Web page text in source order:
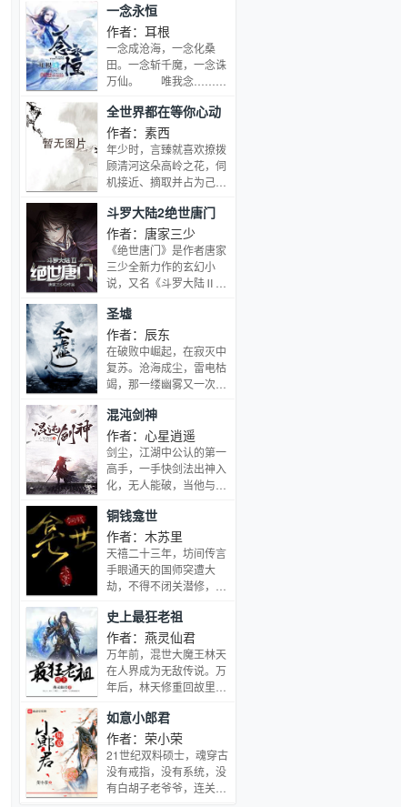
成为了杀人魔王、又在帮
谁隐藏着什么？ 炼金术士
尼古拉勒梅的神秘人生，
竟然是从一幅与西藏有关
的凶画开始的？ 一系列的
历史谜团，整个人类的生
存进化之路，似乎都和一
股来自远古的神秘力量息
息相关。冯斯，一个一直
过着寻常人生活的平凡大
学生，突然被卷进了一连
串奇特凶险的事件中，从
此进入了另一个世界，遭
遇到一群自称守卫人的特
殊人群，重新认识了世界
的历史。他苦苦寻找着自
己的真实身份，也苦苦追
索着远古恶魔的真相与秘
密。他，和神秘莫测的黑
暗魔王，一起等待着最终
的觉醒之日
嘴角的血渍，“就是不肯
相信我真的喜欢你是
吧？”特困生纪安宁冷冷
地说：“你的喜欢，无非
见色起意。”后来，纪安
直纠缠她的富家子真情流
露。他站在楼顶，望着黑
洞洞的夜，轻声说：“给
你报仇了。”一念之力，
纪安宁重生回大一。这时
候，她还没死，他手上还
没为她沾血。“纪安宁，
你别想逃出我的手掌
心。”他放开她的唇，钳
着她的下颌恶狠狠地说。
“你喜欢我什么？不就是
见色起意？”纪安宁微微
一笑，踮起脚，吻住了闻
裕薄而性感的唇。人群中
初见那一眼，把她看到了
心里。想为她遮风避雨，
想把她拥在怀里。【一眼
是你，生死都是你。】本
文原名：《在他掌中[重
生]》
一念永恒
作者：耳根
一念成沧海，一念化桑
田。一念斩千魔，一念诛
万仙。 唯我念……永
逆》《求魔》《我欲封
天》后，创作的第四部长
篇小说《一念永恒》
全世界都在等你心动
作者：素西
年少时，言臻就喜欢撩拨
顾清河这朵高岭之花，伺
机接近、摘取并占为己
别论了。直到如今，言臻
早已成为受人追捧的高人
气影后，初心不改，一心
只想摘顾医生那一朵。她
一直以为自己心上人只是
生，虽生性冷情、禁欲洁
癖，但善良且温柔，令人
着迷。当然她还是不能让
顾医生心动，言臻为此苦
恼。只是顾清河不这么
想，她天生流淌着恶魔之
血。隶属于黑暗的想法早
已想将对方拆吃入骨，她
会杀死任何一个威胁者，
让言臻只能属于自己。
斗罗大陆2绝世唐门
作者：唐家三少
《绝世唐门》是作者唐家
三少全新力作的玄幻小
说，又名《斗罗大陆Ⅱ绝
二部！\r\n大陆传奇，一
战成名；凤凰圣女，风火
流星神界刀法；双升融
合，金阳蓝月，雷霆之
怒，这里没有魔法，没有
魂。唐门创立万年之后的
斗罗大陆上，唐门式微。
一代天骄横空出世，新一
代史莱克七怪能否重振唐
门，谱写一曲绝世唐门之
歌？
圣墟
作者：辰东
在破败中崛起，在寂灭中
复苏。沧海成尘，雷电枯
竭，那一缕幽雾又一次临
开了，一个全新的世界就
此揭开神秘的一角……
混沌剑神
作者：心星逍遥
剑尘，江湖中公认的第一
高手，一手快剑法出神入
化，无人能破，当他与消
败一战之后，身死而亡。
死后，剑尘的灵魂转世来
到了一个陌生的世界，并
且飞快的成长了起来，最
后因仇家太多，被仇家打
发生异变，从此以后，他
便踏上了一条完全不同的
剑道修炼之路，最终成为
一代剑神。本书实力体
系，由低至高——圣者，
大圣者，圣师，大圣师，
大地圣师，天空圣师，圣
王，圣皇，圣帝。…
铜钱龛世
作者：木苏里
天禧二十三年，坊间传言
手眼通天的国师突遭大
劫，不得不闭关潜修，百
年冬月，徽州府宁阳县多
了一位年轻僧人。僧人法
号玄悯，记忆全失，却略
通风水堪舆之术，来宁阳
的头一天，便毫不客气地
宅里窝着的薛闲一同抄了
回去。从此，前半生“上
可捅天、下能震地”的薛
闲便多了一项人生追求
——如何才能让这个空有
皮相的秃驴早日蹬腿闭
史上最狂老祖
作者：燕灵仙君
万年前，混世大魔王林天
在人界成为无敌传说。万
年后，林天修重回故里。
经成了不入流门派，而徒
弟们又下落不明，最可恶
的是徒孙们被人欺压。一
怒之下，林天一手撕天，
一脚跺地，让无数仙神陪
如意小郎君
作者：荣小荣
21世纪双料硕士，魂穿古
没有戒指，没有系统，没
有白胡子老爷爷，连关于